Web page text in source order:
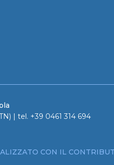
| tel. +39 0461 314 694
CON IL